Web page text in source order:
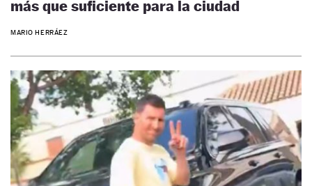
más que suficiente para la ciudad
MARIO HERRÁEZ